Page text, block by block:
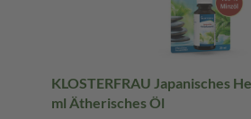
KLOSTERFRAU Japanisches
ml Ätherisches Öl